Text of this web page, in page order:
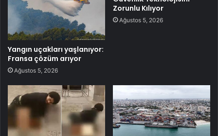
Yangın uçakları yaşlanıyor:
Fransa çözüm arıyor
Ağustos 5, 2026
Zorunlu Kılıyor
Ağustos 5, 2026